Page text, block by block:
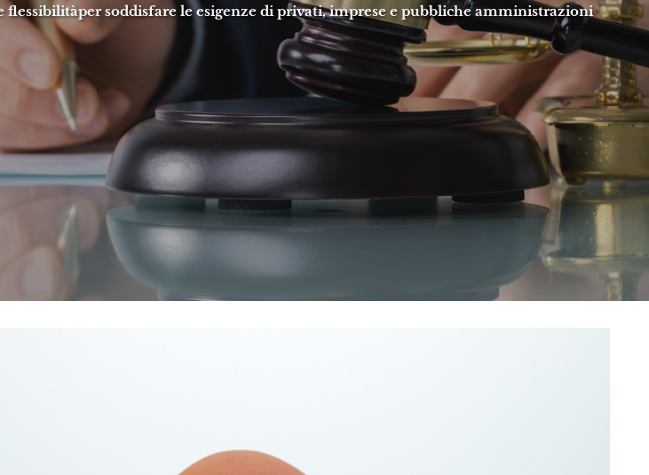
soddisfare le esigenze di privati, imprese e pubbliche amministrazioni